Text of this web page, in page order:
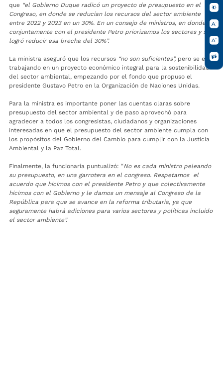
que “el Gobierno Duque radicó un proyecto de presupuesto en el
Congreso, en donde se reducían los recursos del sector ambiente
entre 2022 y 2023 en un 30%. En un consejo de ministros, en donde
conjuntamente con el presidente Petro priorizamos los sectores y se
logró reducir esa brecha del 30%”.
La ministra aseguró que los recursos “no son suficientes”,pero se está
trabajando en un proyecto económico integral para la sostenibilidad
del sector ambiental, empezando por el fondo que propuso el
presidente Gustavo Petro en la Organización de Naciones Unidas.
Para la ministra es importante poner las cuentas claras sobre
presupuesto del sector ambiental y de paso aprovechó para
agradecer a todos los congresistas, ciudadanos y organizaciones
interesadas en que el presupuesto del sector ambiente cumpla con
los propósitos del Gobierno del Cambio para cumplir con la Justicia
Ambiental y la Paz Total.
Finalmente, la funcionaria puntualizó: “No es cada ministro peleando
su presupuesto, en una garrotera en el congreso. Respetamos el
acuerdo que hicimos con el presidente Petro y que colectivamente
hicimos con el Gobierno y le damos un mensaje al Congreso de la
República para que se avance en la reforma tributaria, ya que
seguramente habrá adiciones para varios sectores y políticas incluido
el sector ambiente”.